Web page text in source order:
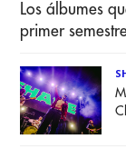
Los álbumes
primer